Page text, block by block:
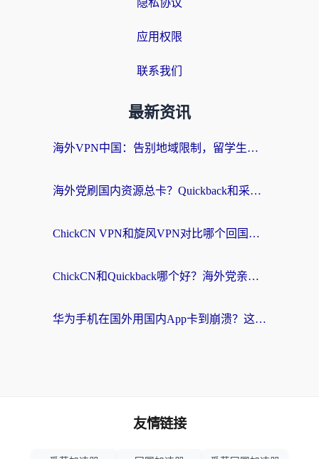
隐私协议
应用权限
联系我们
最新资讯
海外VPN中国：告别地域限制，留学生与华人如何轻松刷国内剧、玩国服？
海外党刷国内资源总卡？Quickback和采集蜂好用吗？这篇指南帮你避坑
ChickCN VPN和旋风VPN对比哪个回国效果更好？海外党亲测实用指南
ChickCN和Quickback哪个好？海外党亲测回国加速器，轻松解锁国内资源（附避坑指南）
华为手机在国外用国内App卡到崩溃？这篇加速器指南帮你无缝刷剧打游戏
友情链接